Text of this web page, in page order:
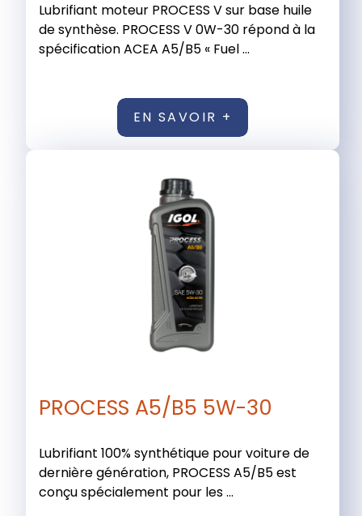
Lubrifiant moteur PROCESS V sur base huile
de synthèse. PROCESS V 0W-30 répond à la
spécification ACEA A5/B5 « Fuel ...
EN SAVOIR +
PROCESS A5/B5 5W-30
Lubrifiant 100% synthétique pour voiture de
dernière génération, PROCESS A5/B5 est
conçu spécialement pour les ...